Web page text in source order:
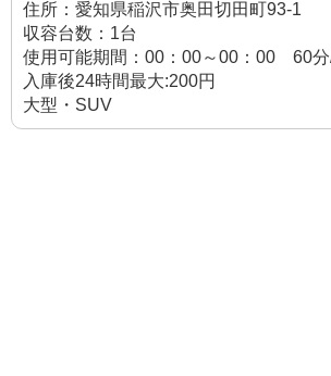
住所：愛知県稲沢市奥田切田町93-1
収容台数：1台
使用可能期間：00：00～00：00 60分
入庫後24時間最大:200円
大型・SUV